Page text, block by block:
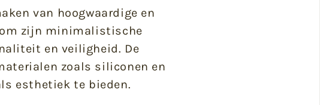
van hoogwaardige en
zijn minimalistische
en veiligheid. De
zoals siliconen en
esthetiek te bieden.